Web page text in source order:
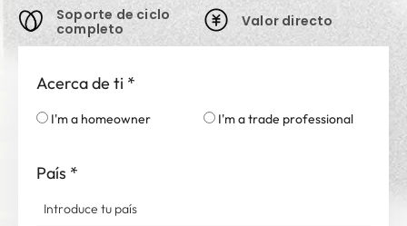
Soporte de ciclo
completo
Valor directo
Acerca de ti *
I'm a homeowner I'm a trade professional
País *